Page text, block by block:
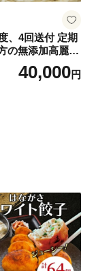
、4回送付 定期
の無添加高麗人
40,000円